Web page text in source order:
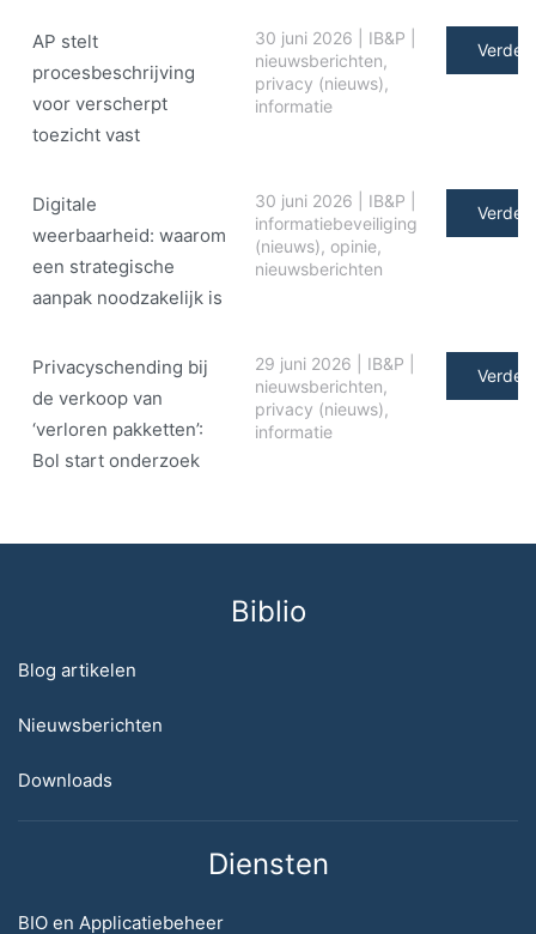
AP stelt
procesbeschrijving
voor verscherpt
toezicht vast
30 juni 2026 IB&P
nieuwsberichten,
privacy (nieuws),
informatie
Verder
Digitale
weerbaarheid: waarom
een strategische
aanpak noodzakelijk is
30 juni 2026 IB&P
informatiebeveiliging
(nieuws), opinie,
nieuwsberichten
Verder
Privacyschending bij
de verkoop van
‘verloren pakketten’:
Bol start onderzoek
29 juni 2026 IB&P
nieuwsberichten,
privacy (nieuws),
informatie
Verder
Biblio
Blog artikelen
Nieuwsberichten
Downloads
Diensten
BIO en Applicatiebeheer